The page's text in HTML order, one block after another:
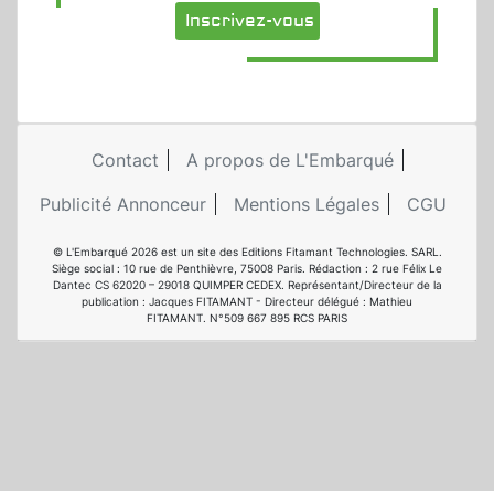
Inscrivez-vous
Contact
A propos de L'Embarqué
Publicité Annonceur
Mentions Légales CGU
© L'Embarqué 2026 est un site des Editions Fitamant Technologies. SARL.
Siège social : 10 rue de Penthièvre, 75008 Paris. Rédaction : 2 rue Félix Le
Dantec CS 62020 – 29018 QUIMPER CEDEX. Représentant/Directeur de la
publication : Jacques FITAMANT - Directeur délégué : Mathieu
FITAMANT. N°509 667 895 RCS PARIS